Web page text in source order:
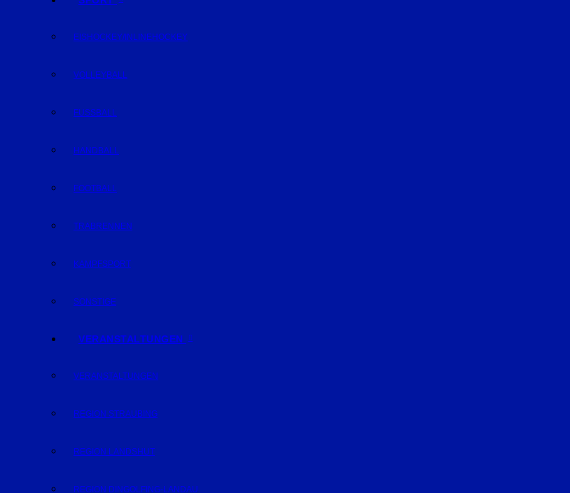
EISHOCKEY/INLINEHOCKEY
VOLLEYBALL
FUSSBALL
HANDBALL
FOOTBALL
TRABRENNEN
KAMPFSPORT
SONSTIGE
VERANSTALTUNGEN
VERANSTALTUNGEN
REGION STRAUBING
REGION LANDSHUT
REGION DINGOLFING-LANDAU